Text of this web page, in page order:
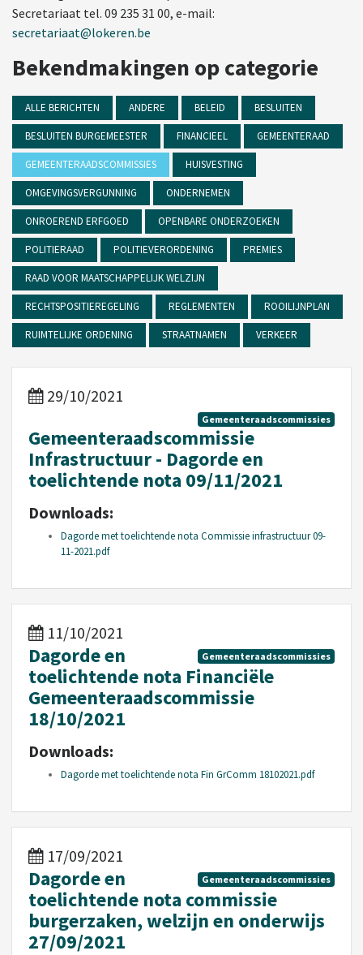
Secretariaat tel. 09 235 31 00, e-mail:
secretariaat@lokeren.be
Bekendmakingen op categorie
ALLE BERICHTEN ANDERE BELEID BESLUITEN
BESLUITEN BURGEMEESTER FINANCIEEL GEMEENTERAAD
GEMEENTERAADSCOMMISSIES HUISVESTING
OMGEVINGSVERGUNNING ONDERNEMEN
ONROEREND ERFGOED OPENBARE ONDERZOEKEN
POLITIERAAD POLITIEVERORDENING PREMIES
RAAD VOOR MAATSCHAPPELIJK WELZIJN
RECHTSPOSITIEREGELING REGLEMENTEN ROOILIJNPLAN
RUIMTELIJKE ORDENING STRAATNAMEN VERKEER
29/10/2021
Gemeenteraadscommissies
Gemeenteraadscommissie
Infrastructuur - Dagorde en
toelichtende nota 09/11/2021
Downloads:
Dagorde met toelichtende nota Commissie infrastructuur 09-
11-2021.pdf
11/10/2021
Gemeenteraadscommissies
Dagorde en
toelichtende nota Financiële
Gemeenteraadscommissie
18/10/2021
Downloads:
Dagorde met toelichtende nota Fin GrComm 18102021.pdf
17/09/2021
Gemeenteraadscommissies
Dagorde en
toelichtende nota commissie
burgerzaken, welzijn en onderwijs
27/09/2021